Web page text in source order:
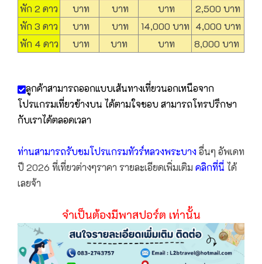
พัก 2 ดาว
บาท บาท บาท
2,500 บาท
พัก 3 ดาว
บาท บาท 14,000 บาท 4,000 บาท
พัก 4 ดาว
บาท บาท บาท 8,000 บาท
ลูกค้าสามารถออกแบบเส้นทางเที่ยวนอกเหนือจาก
โปรแกรมเที่ยวข้างบน ได้ตามใจชอบ สามารถโทรปรึกษา
กับเราได้ตลอดเวลา
ท่านสามารถรับชมโปรแกรมทัวร์หลวงพระบางอื่นๆ อัพเดท
ปี 2026 ที่เที่ยวต่างๆราคา รายละเอียดเพิ่มเติม คลิกที่นี่ ได้
เลยจ้า
จำเป็นต้องมีพาสปอร์ต เท่านั้น